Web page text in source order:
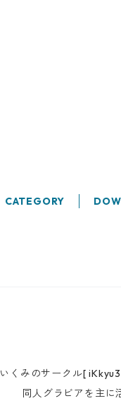
CATEGORY
いくみのサークル[
同人グラビアを主に